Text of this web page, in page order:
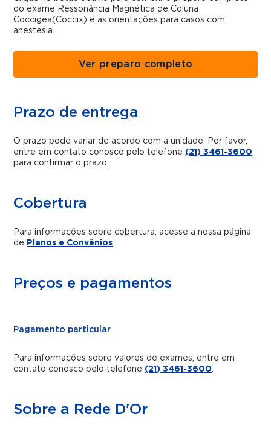
do exame Ressonância Magnética de Coluna
Coccigea(Coccix) e as orientações para casos com
anestesia.
Ver preparo completo
Prazo de entrega
O prazo pode variar de acordo com a unidade. Por favor,
entre em contato conosco pelo telefone (21) 3461-3600
para confirmar o prazo.
Cobertura
Para informações sobre cobertura, acesse a nossa página
de Planos e Convênios.
Preços e pagamentos
Pagamento particular
Para informações sobre valores de exames, entre em
contato conosco pelo telefone (21) 3461-3600.
Sobre a Rede D'Or